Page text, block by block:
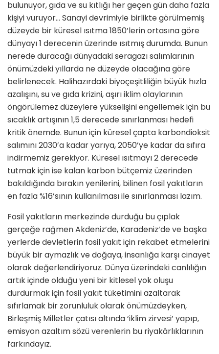
bulunuyor, gıda ve su kıtlığı her geçen gün daha fazla
kişiyi vuruyor… Sanayi devrimiyle birlikte görülmemiş
düzeyde bir küresel ısıtma 1850’lerin ortasına göre
dünyayı 1 derecenin üzerinde ısıtmış durumda. Bunun
nerede duracağı dünyadaki seragazı salımlarının
önümüzdeki yıllarda ne düzeyde olacağına göre
belirlenecek. Halihazırdaki biyoçeşitliliğin büyük hızla
azalışını, su ve gıda krizini, aşırı iklim olaylarının
öngörülemez düzeylere yükselişini engellemek için bu
sıcaklık artışının 1,5 derecede sınırlanması hedefi
kritik önemde. Bunun için küresel çapta karbondioksit
salımını 2030’a kadar yarıya, 2050’ye kadar da sıfıra
indirmemiz gerekiyor. Küresel ısıtmayı 2 derecede
tutmak için ise kalan karbon bütçemiz üzerinden
bakıldığında bırakın yenilerini, bilinen fosil yakıtların
en fazla %16’sının kullanılması ile sınırlanması lazım.
Fosil yakıtların merkezinde durduğu bu çıplak
gerçeğe rağmen Akdeniz’de, Karadeniz’de ve başka
yerlerde devletlerin fosil yakıt için rekabet etmelerini
büyük bir aymazlık ve doğaya, insanlığa karşı cinayet
olarak değerlendiriyoruz. Dünya üzerindeki canlılığın
artık içinde olduğu yeni bir kitlesel yok oluşu
durdurmak için fosil yakıt tüketimini azaltarak
sıfırlamak bir zorunluluk olarak önümüzdeyken,
Birleşmiş Milletler çatısı altında ‘iklim zirvesi’ yapıp,
emisyon azaltım sözü verenlerin bu riyakârlıklarının
farkındayız.